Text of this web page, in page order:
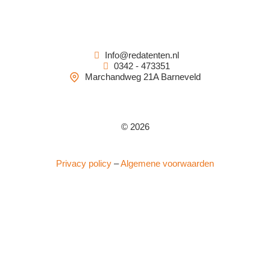
Info@redatenten.nl
0342 - 473351
Marchandweg 21A Barneveld
© 2026
Privacy policy –Algemene voorwaarden